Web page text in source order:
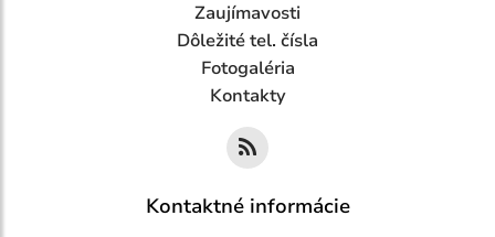
Zaujímavosti
Dôležité tel. čísla
Fotogaléria
Kontakty
Kontaktné informácie